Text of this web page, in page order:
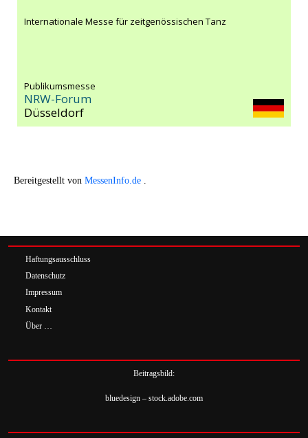
Internationale Messe für zeitgenössischen Tanz
Publikumsmesse
NRW-Forum
Düsseldorf
Bereitgestellt von MessenInfo.de .
Haftungsausschluss
Datenschutz
Impressum
Kontakt
Über …
Beitragsbild:
bluedesign – stock.adobe.com